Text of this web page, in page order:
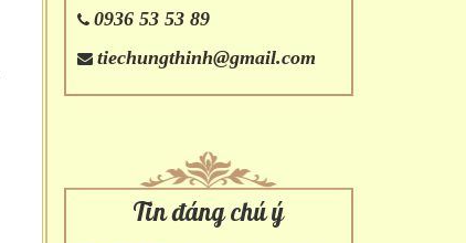
0936 53 53 89
tiechungthinh@gmail.com
Tin đáng chú ý